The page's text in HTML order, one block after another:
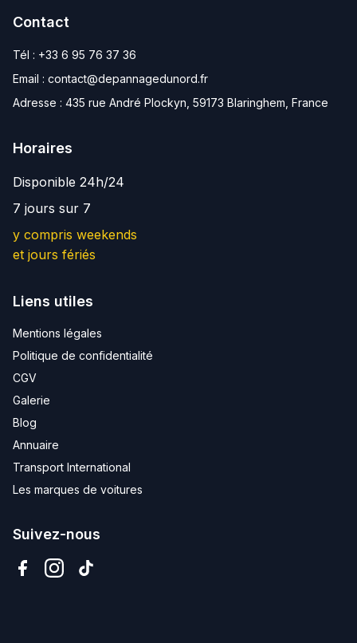
Contact
Tél : +33 6 95 76 37 36
Email : contact@depannagedunord.fr
Adresse : 435 rue André Plockyn, 59173 Blaringhem, France
Horaires
Disponible 24h/24
7 jours sur 7
y compris weekends
et jours fériés
Liens utiles
Mentions légales
Politique de confidentialité
CGV
Galerie
Blog
Annuaire
Transport International
Les marques de voitures
Suivez-nous